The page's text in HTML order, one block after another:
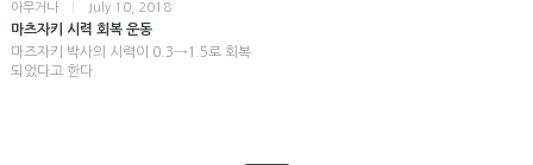
아무거나 July 10, 2018
마츠자키 시력 회복 운동
마즈자키 박사의 시력이 0.3→1.5로 회복
되었다고 한다.